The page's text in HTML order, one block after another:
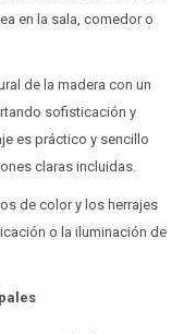
en la sala, comedor o
de la madera con un
sofisticación y
es práctico y sencillo
claras incluidas.
de color y los herrajes
o la iluminación de